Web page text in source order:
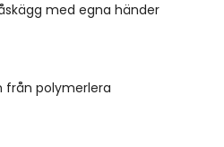
med egna händer
från polymerlera